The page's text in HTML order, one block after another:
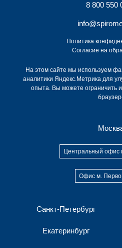
Центральный офис
Офис м.
Санкт-Петербург
Екатеринбург
8 800 550
Политика
Согласие на
На этом сайте мы используем
аналитики Яндекс.Метрика для
опыта. Вы можете ограничить